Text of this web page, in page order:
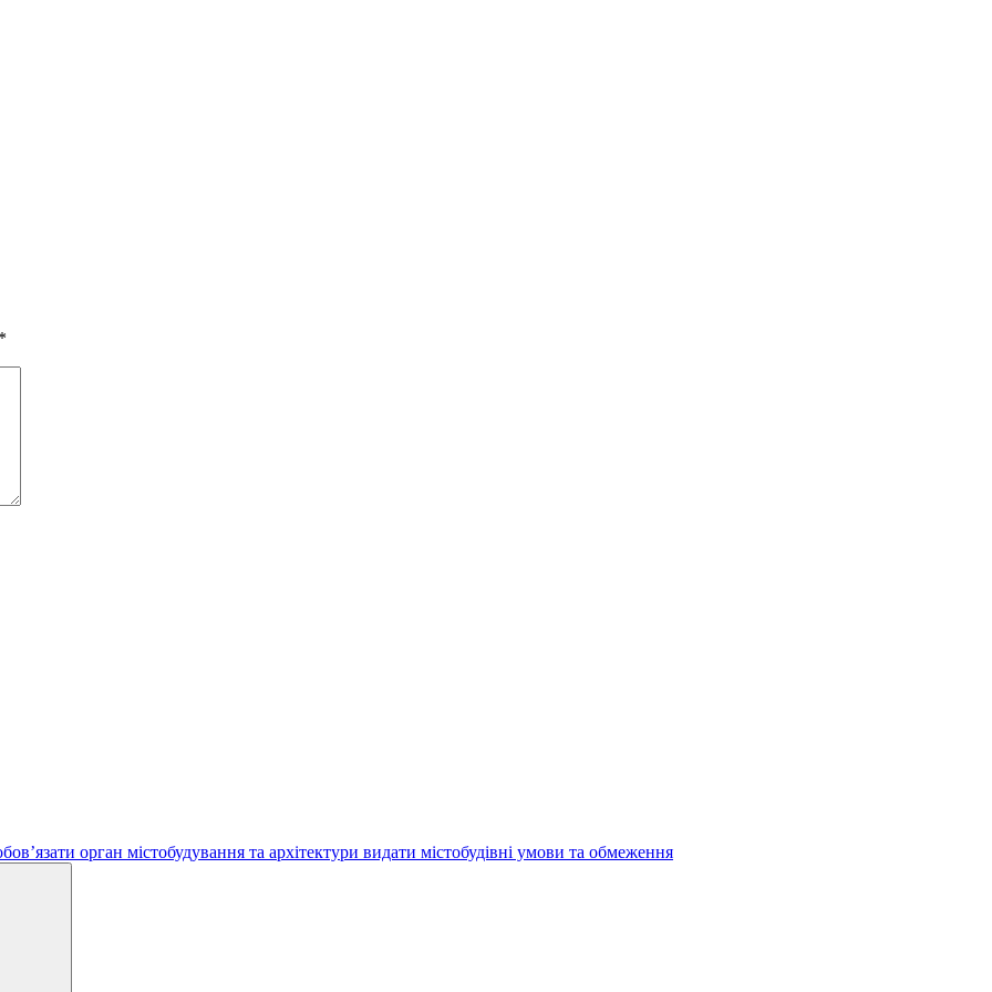
*
орган містобудування та архітектури видати містобудівні умови та обмеження